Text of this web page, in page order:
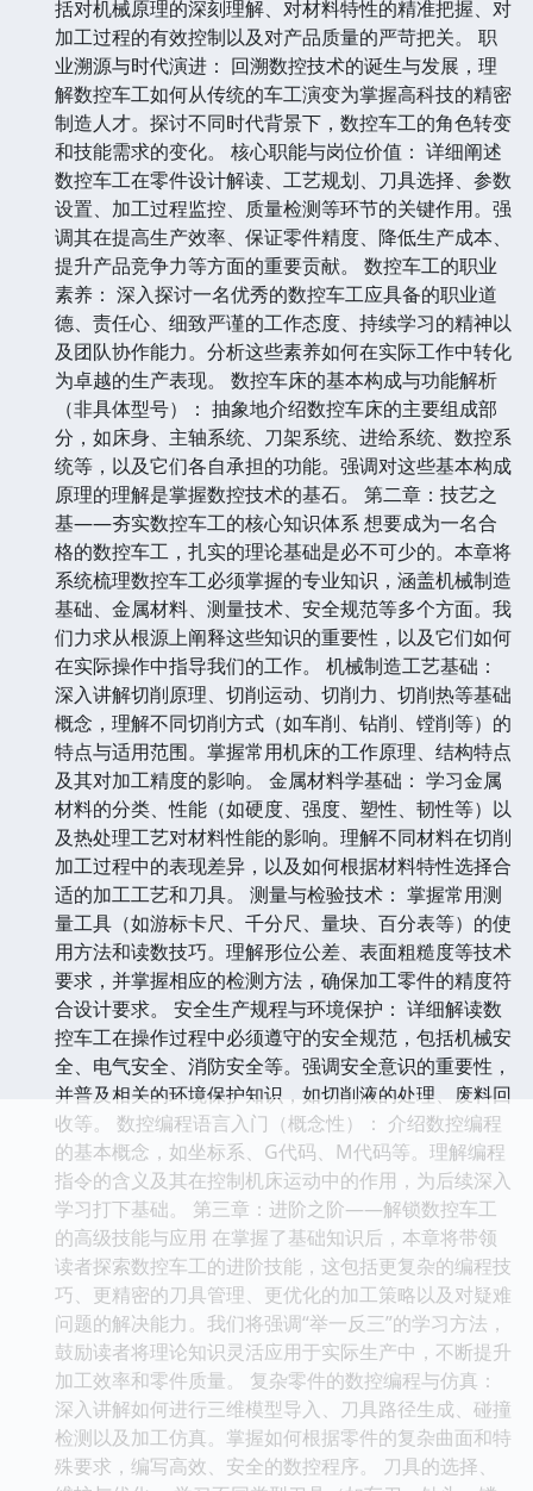
括对机械原理的深刻理解、对材料特性的精准把握、对
加工过程的有效控制以及对产品质量的严苛把关。 职
业溯源与时代演进： 回溯数控技术的诞生与发展，理
解数控车工如何从传统的车工演变为掌握高科技的精密
制造人才。探讨不同时代背景下，数控车工的角色转变
和技能需求的变化。 核心职能与岗位价值： 详细阐述
数控车工在零件设计解读、工艺规划、刀具选择、参数
设置、加工过程监控、质量检测等环节的关键作用。强
调其在提高生产效率、保证零件精度、降低生产成本、
提升产品竞争力等方面的重要贡献。 数控车工的职业
素养： 深入探讨一名优秀的数控车工应具备的职业道
德、责任心、细致严谨的工作态度、持续学习的精神以
及团队协作能力。分析这些素养如何在实际工作中转化
为卓越的生产表现。 数控车床的基本构成与功能解析
（非具体型号）： 抽象地介绍数控车床的主要组成部
分，如床身、主轴系统、刀架系统、进给系统、数控系
统等，以及它们各自承担的功能。强调对这些基本构成
原理的理解是掌握数控技术的基石。 第二章：技艺之
基——夯实数控车工的核心知识体系 想要成为一名合
格的数控车工，扎实的理论基础是必不可少的。本章将
系统梳理数控车工必须掌握的专业知识，涵盖机械制造
基础、金属材料、测量技术、安全规范等多个方面。我
们力求从根源上阐释这些知识的重要性，以及它们如何
在实际操作中指导我们的工作。 机械制造工艺基础：
深入讲解切削原理、切削运动、切削力、切削热等基础
概念，理解不同切削方式（如车削、钻削、镗削等）的
特点与适用范围。掌握常用机床的工作原理、结构特点
及其对加工精度的影响。 金属材料学基础： 学习金属
材料的分类、性能（如硬度、强度、塑性、韧性等）以
及热处理工艺对材料性能的影响。理解不同材料在切削
加工过程中的表现差异，以及如何根据材料特性选择合
适的加工工艺和刀具。 测量与检验技术： 掌握常用测
量工具（如游标卡尺、千分尺、量块、百分表等）的使
用方法和读数技巧。理解形位公差、表面粗糙度等技术
要求，并掌握相应的检测方法，确保加工零件的精度符
合设计要求。 安全生产规程与环境保护： 详细解读数
控车工在操作过程中必须遵守的安全规范，包括机械安
全、电气安全、消防安全等。强调安全意识的重要性，
并普及相关的环境保护知识，如切削液的处理、废料回
收等。 数控编程语言入门（概念性）： 介绍数控编程
的基本概念，如坐标系、G代码、M代码等。理解编程
指令的含义及其在控制机床运动中的作用，为后续深入
学习打下基础。 第三章：进阶之阶——解锁数控车工
的高级技能与应用 在掌握了基础知识后，本章将带领
读者探索数控车工的进阶技能，这包括更复杂的编程技
巧、更精密的刀具管理、更优化的加工策略以及对疑难
问题的解决能力。我们将强调“举一反三”的学习方法，
鼓励读者将理论知识灵活应用于实际生产中，不断提升
加工效率和零件质量。 复杂零件的数控编程与仿真：
深入讲解如何进行三维模型导入、刀具路径生成、碰撞
检测以及加工仿真。掌握如何根据零件的复杂曲面和特
殊要求，编写高效、安全的数控程序。 刀具的选择、